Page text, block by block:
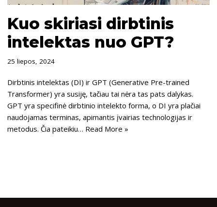
Kuo skiriasi dirbtinis
intelektas nuo GPT?
25 liepos, 2024
Dirbtinis intelektas (DI) ir GPT (Generative Pre-trained
Transformer) yra susiję, tačiau tai nėra tas pats dalykas.
GPT yra specifinė dirbtinio intelekto forma, o DI yra plačiai
naudojamas terminas, apimantis įvairias technologijas ir
metodus. Čia pateikiu… Read More »